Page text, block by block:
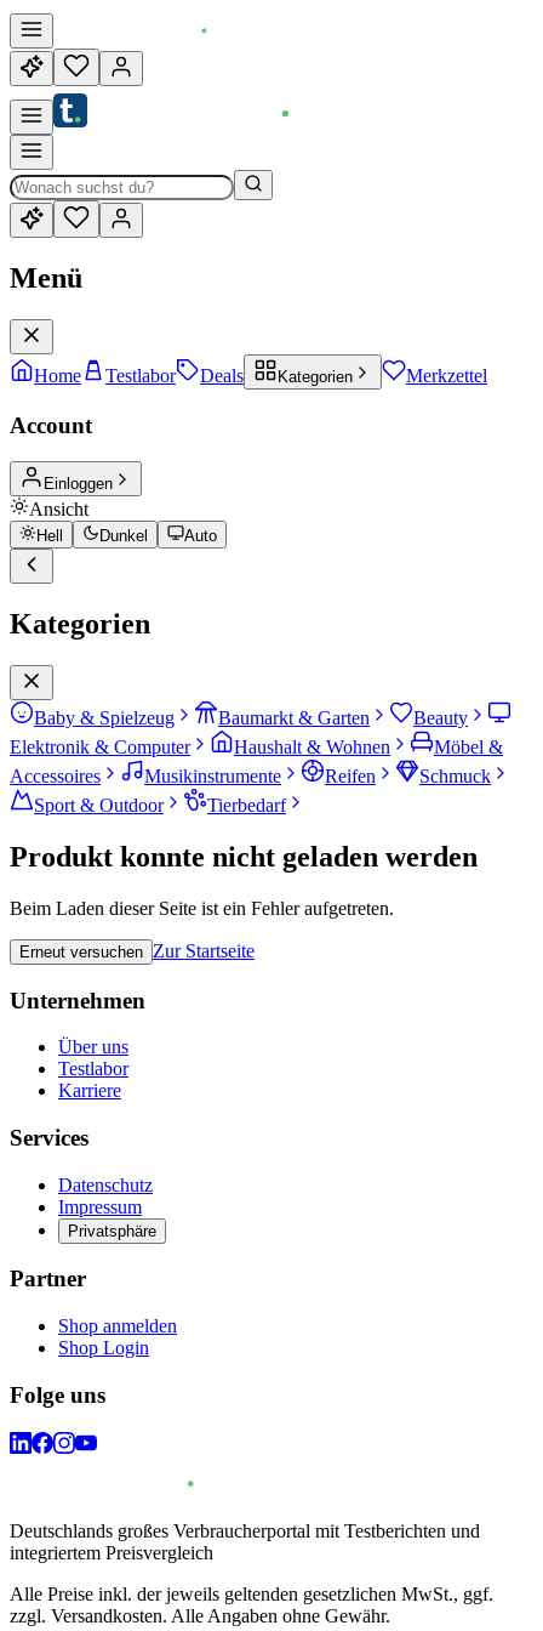
Menü
Home Testlabor Deals Kategorien Merkzettel
Account
Einloggen
Ansicht
Hell Dunkel Auto
Kategorien
Baby & Spielzeug Baumarkt & Garten
Beauty
Elektronik & Computer
Haushalt & Wohnen
Möbel &
Accessoires
Musikinstrumente Reifen
Schmuck
Sport & Outdoor
Tierbedarf
Produkt konnte nicht geladen werden
Beim Laden dieser Seite ist ein Fehler aufgetreten.
Erneut versuchen Zur Startseite
Unternehmen
Über uns
Testlabor
Karriere
Services
Datenschutz
Impressum
Privatsphäre
Partner
Shop anmelden
Shop Login
Folge uns
Deutschlands großes Verbraucherportal mit Testberichten und
integriertem Preisvergleich
Alle Preise inkl. der jeweils geltenden gesetzlichen MwSt., ggf.
zzgl. Versandkosten. Alle Angaben ohne Gewähr.